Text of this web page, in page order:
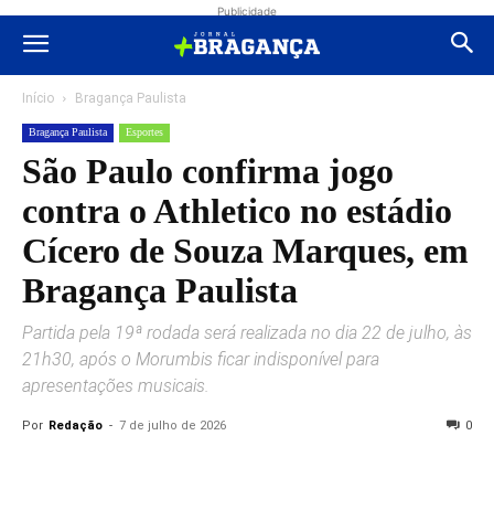
Publicidade
Início Bragança Paulista
Bragança Paulista Esportes
São Paulo confirma jogo
contra o Athletico no estádio
Cícero de Souza Marques, em
Bragança Paulista
Partida pela 19ª rodada será realizada no dia 22 de julho, às
21h30, após o Morumbis ficar indisponível para
apresentações musicais.
Por Redação - 7 de julho de 2026 0